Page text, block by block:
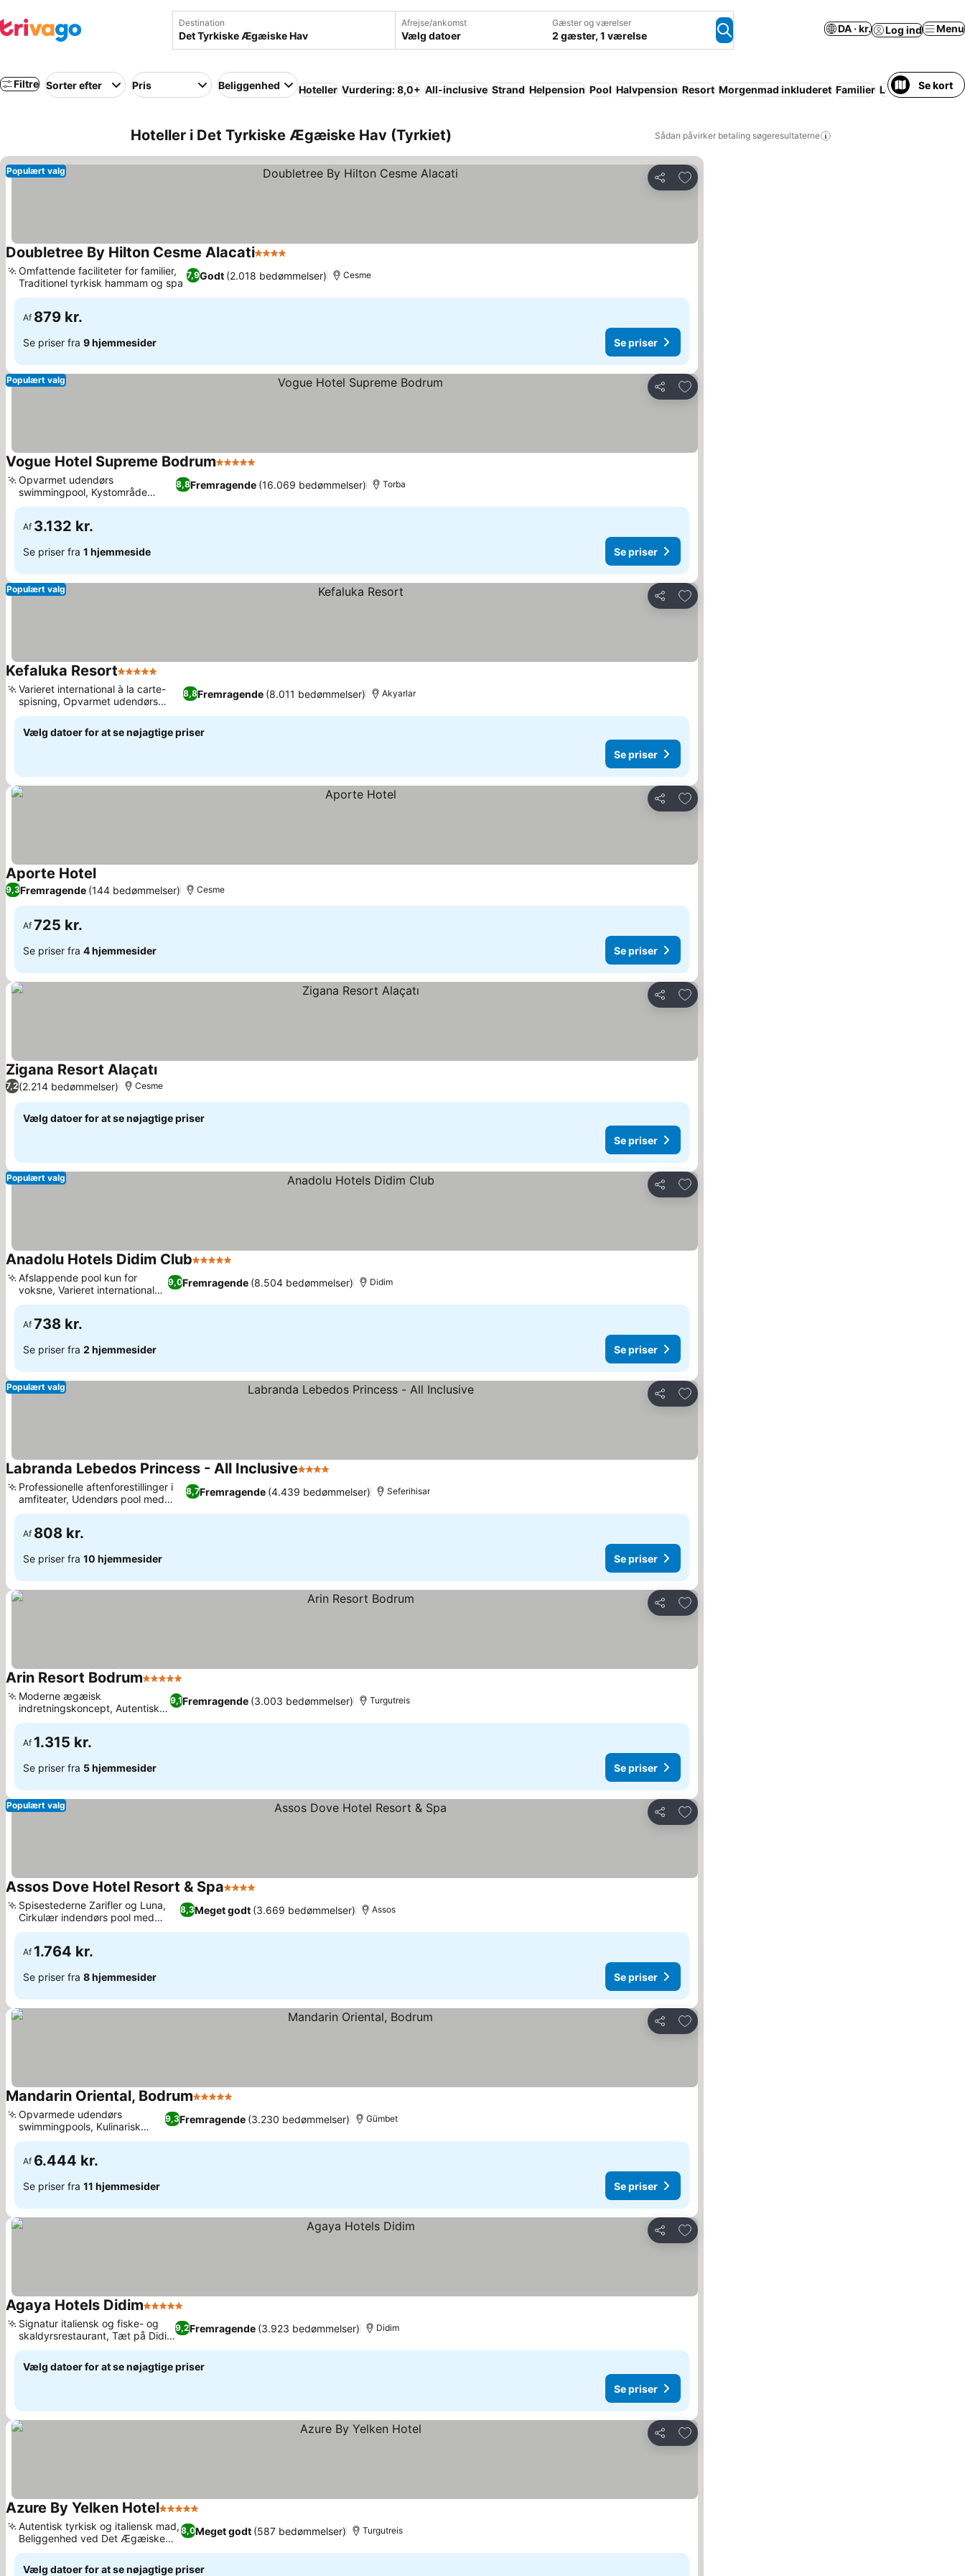
Destination Afrejse/ankomst
Vælg datoer
Gæster og værelser
2 gæster, 1 værelse
DA · kr. Log ind Menu
Filtre Sorter efter Pris Beliggenhed Hoteller Vurdering: 8,0+ All-inclusive Strand Helpension Pool Halvpension Resort Morgenmad inkluderet Familier Lejlighed med
Se kort
Hoteller i Det Tyrkiske Ægæiske Hav (Tyrkiet) Sådan påvirker betaling søgeresultaterne
Del
Føj til favoritter
Populært valg
Doubletree By Hilton Cesme Alacati4 Stjerner
7,9Godt (2.018 bedømmelser)
Omfattende faciliteter for familier,
Traditionel tyrkisk hammam og spa
Cesme
Af 879 kr.
Se priser fra 9 hjemmesider Se priser
Del
Føj til favoritter
Populært valg
Vogue Hotel Supreme Bodrum5 Stjerner
8,8Fremragende (16.069 bedømmelser)
Opvarmet udendørs
swimmingpool, Kystområde
omkranset af fyrretræer
Torba
Af 3.132 kr.
Se priser fra 1 hjemmeside Se priser
Del
Føj til favoritter
Populært valg
Kefaluka Resort5 Stjerner
8,8Fremragende (8.011 bedømmelser)
Varieret international à la carte-
spisning, Opvarmet udendørs
swimmingpool
Akyarlar
Vælg datoer for at se nøjagtige priser
Se priser
Del
Føj til favoritter
Aporte HotelSe priser
9,3Fremragende (144 bedømmelser) Cesme
Af 725 kr.
Se priser fra 4 hjemmesider Se priser
Del
Føj til favoritter
Zigana Resort AlaçatıSe priser
7,2(2.214 bedømmelser) Cesme
Vælg datoer for at se nøjagtige priser
Se priser
Del
Føj til favoritter
Populært valg
Anadolu Hotels Didim Club5 Stjerner
9,0Fremragende (8.504 bedømmelser)
Afslappende pool kun for
voksne, Varieret international
gastronomi
Didim
Af 738 kr.
Se priser fra 2 hjemmesider Se priser
Del
Føj til favoritter
Populært valg
Labranda Lebedos Princess - All Inclusive4 Stjerner
8,7Fremragende (4.439 bedømmelser)
Professionelle aftenforestillinger i
amfiteater, Udendørs pool med
børneområde
Seferihisar
Af 808 kr.
Se priser fra 10 hjemmesider Se priser
Del
Føj til favoritter
Arin Resort Bodrum5 Stjerner
9,1Fremragende (3.003 bedømmelser)
Moderne ægæisk
indretningskoncept, Autentisk
tyrkisk bad og spa
Turgutreis
Af 1.315 kr.
Se priser fra 5 hjemmesider Se priser
Del
Føj til favoritter
Populært valg
Assos Dove Hotel Resort & Spa4 Stjerner
8,3Meget godt (3.669 bedømmelser)
Spisestederne Zarifler og Luna,
Cirkulær indendørs pool med
glaskuppel
Assos
Af 1.764 kr.
Se priser fra 8 hjemmesider Se priser
Del
Føj til favoritter
Mandarin Oriental, Bodrum5 Stjerner
9,3Fremragende (3.230 bedømmelser)
Opvarmede udendørs
swimmingpools, Kulinarisk
fusionscentrum
Gümbet
Af 6.444 kr.
Se priser fra 11 hjemmesider Se priser
Del
Føj til favoritter
Agaya Hotels Didim5 Stjerner
9,2Fremragende (3.923 bedømmelser)
Signatur italiensk og fiske- og
skaldyrsrestaurant, Tæt på Didim
Marina
Didim
Vælg datoer for at se nøjagtige priser
Se priser
Del
Føj til favoritter
Azure By Yelken Hotel5 Stjerner
8,0Meget godt (587 bedømmelser)
Autentisk tyrkisk og italiensk mad,
Beliggenhed ved Det Ægæiske
Hav
Turgutreis
Vælg datoer for at se nøjagtige priser